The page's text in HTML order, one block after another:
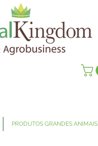
PRODUTOS GRANDES ANIMAIS